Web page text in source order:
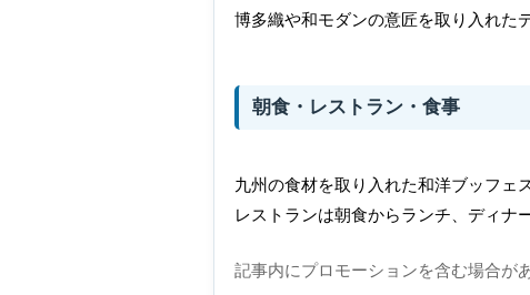
博多織や和モダンの意匠を取り入れた
朝食・レストラン・食事
九州の食材を取り入れた和洋ブッフェ
レストランは朝食からランチ、ディナ
記事内にプロモーションを含む場合が